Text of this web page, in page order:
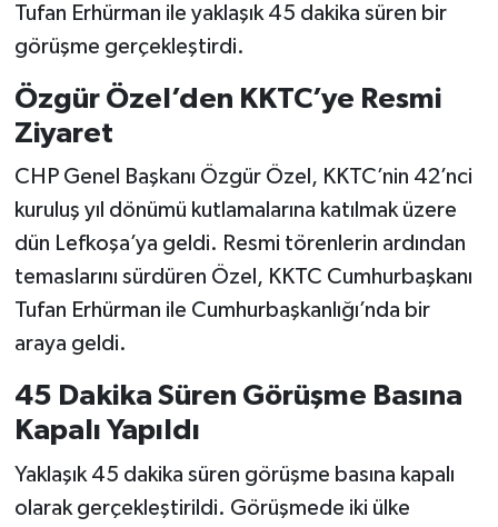
Tufan Erhürman ile yaklaşık 45 dakika süren bir
görüşme gerçekleştirdi.
Özgür Özel’den KKTC’ye Resmi
Ziyaret
CHP Genel Başkanı Özgür Özel, KKTC’nin 42’nci
kuruluş yıl dönümü kutlamalarına katılmak üzere
dün Lefkoşa’ya geldi. Resmi törenlerin ardından
temaslarını sürdüren Özel, KKTC Cumhurbaşkanı
Tufan Erhürman ile Cumhurbaşkanlığı’nda bir
araya geldi.
45 Dakika Süren Görüşme Basına
Kapalı Yapıldı
Yaklaşık 45 dakika süren görüşme basına kapalı
olarak gerçekleştirildi. Görüşmede iki ülke